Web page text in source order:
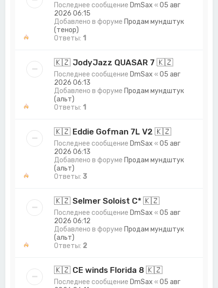
Последнее сообщение DmSax «05 авг
2026 06:15
Добавлено в форуме Продам мундштук
(тенор)
Ответы: 1
🇰🇿 JodyJazz QUASAR 7 🇰🇿
Последнее сообщение DmSax «05 авг
2026 06:13
Добавлено в форуме Продам мундштук
(альт)
Ответы: 1
🇰🇿 Eddie Gofman 7L V2 🇰🇿
Последнее сообщение DmSax «05 авг
2026 06:13
Добавлено в форуме Продам мундштук
(альт)
Ответы:3
🇰🇿 Selmer Soloist C* 🇰🇿
Последнее сообщение DmSax «05 авг
2026 06:12
Добавлено в форуме Продам мундштук
(альт)
Ответы: 2
🇰🇿 CE winds Florida 8 🇰🇿
Последнее сообщение DmSax «05 авг